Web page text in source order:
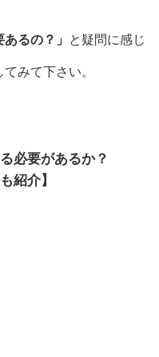
るの？」 と疑問に感じ
みて下さい。
必要があるか？
紹介】